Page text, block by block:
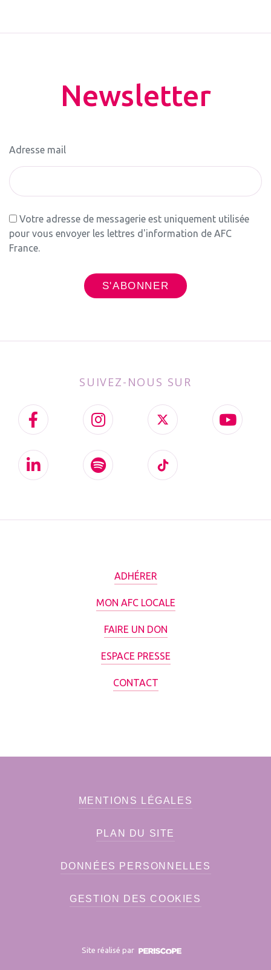
Newsletter
Adresse mail
Votre adresse de messagerie est uniquement utilisée
pour vous envoyer les lettres d'information de AFC
France.
SUIVEZ-NOUS SUR
ADHÉRER
MON AFC LOCALE
FAIRE UN DON
ESPACE PRESSE
CONTACT
MENTIONS LÉGALES
PLAN DU SITE
DONNÉES PERSONNELLES
GESTION DES COOKIES
Site réalisé par